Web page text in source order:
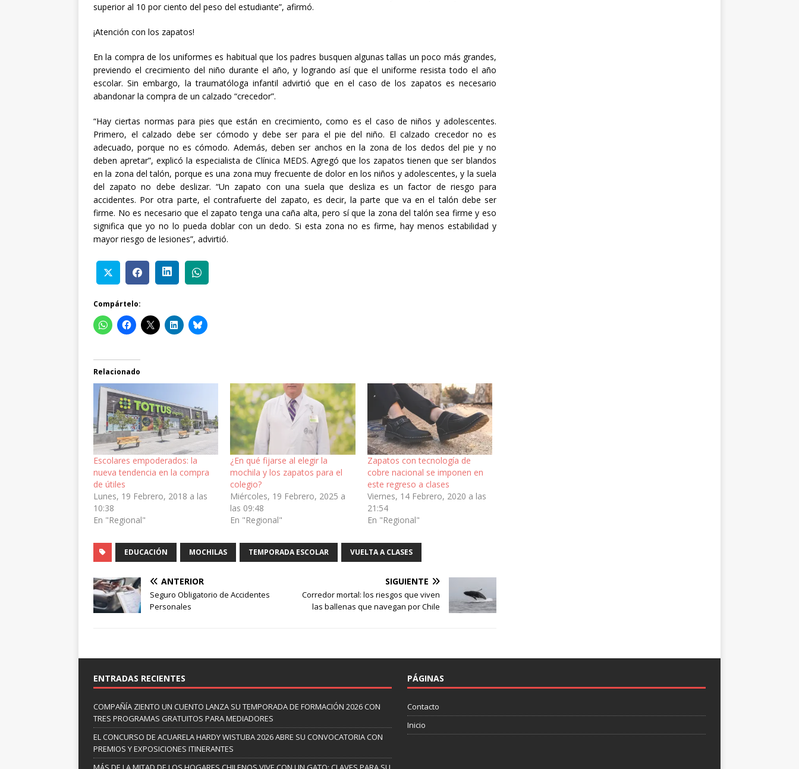
superior al 10 por ciento del peso del estudiante”, afirmó.
¡Atención con los zapatos!
En la compra de los uniformes es habitual que los padres busquen algunas tallas un poco más grandes,
previendo el crecimiento del niño durante el año, y logrando así que el uniforme resista todo el año
escolar. Sin embargo, la traumatóloga infantil advirtió que en el caso de los zapatos es necesario
abandonar la compra de un calzado “crecedor”.
“Hay ciertas normas para pies que están en crecimiento, como es el caso de niños y adolescentes.
Primero, el calzado debe ser cómodo y debe ser para el pie del niño. El calzado crecedor no es
adecuado, porque no es cómodo. Además, deben ser anchos en la zona de los dedos del pie y no
deben apretar”, explicó la especialista de Clínica MEDS. Agregó que los zapatos tienen que ser blandos
en la zona del talón, porque es una zona muy frecuente de dolor en los niños y adolescentes, y la suela
del zapato no debe deslizar. “Un zapato con una suela que desliza es un factor de riesgo para
accidentes. Por otra parte, el contrafuerte del zapato, es decir, la parte que va en el talón debe ser
firme. No es necesario que el zapato tenga una caña alta, pero sí que la zona del talón sea firme y eso
significa que yo no lo pueda doblar con un dedo. Si esta zona no es firme, hay menos estabilidad y
mayor riesgo de lesiones”, advirtió.
Compártelo:
Relacionado
Escolares empoderados: la
nueva tendencia en la compra
de útiles
Lunes, 19 Febrero, 2018 a las
10:38
En "Regional"
¿En qué fijarse al elegir la
mochila y los zapatos para el
colegio?
Miércoles, 19 Febrero, 2025 a
las 09:48
En "Regional"
Zapatos con tecnología de
cobre nacional se imponen en
este regreso a clases
Viernes, 14 Febrero, 2020 a las
21:54
En "Regional"
EDUCACIÓN MOCHILAS TEMPORADA ESCOLAR VUELTA A CLASES
ANTERIOR
Seguro Obligatorio de Accidentes
Personales
SIGUIENTE
Corredor mortal: los riesgos que viven
las ballenas que navegan por Chile
ENTRADAS RECIENTES
COMPAÑÍA ZIENTO UN CUENTO LANZA SU TEMPORADA DE FORMACIÓN 2026 CON
TRES PROGRAMAS GRATUITOS PARA MEDIADORES
EL CONCURSO DE ACUARELA HARDY WISTUBA 2026 ABRE SU CONVOCATORIA CON
PREMIOS Y EXPOSICIONES ITINERANTES
PÁGINAS
Contacto
Inicio